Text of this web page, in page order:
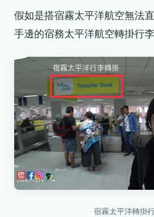
假如是搭宿霧太平洋航空無法
手邊的宿務太平洋航空轉掛行李
宿霧太平洋轉掛